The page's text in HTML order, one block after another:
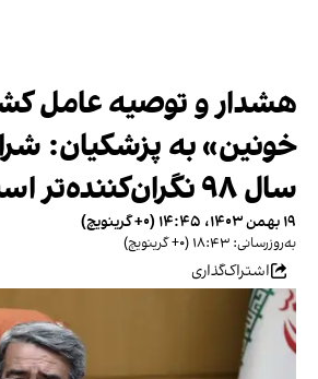
هشدار و توصیه عامل
خونین» به پزشکیان:
سال ۹۸ نگران‌کننده‌تر است
۱۹ بهمن ۱۴۰۳، ۱۴:۴۵ (‎+۰ گرینویچ)
به‌روزرسانی: ۱۸:۴۳ (‎+۰ گرینویچ)
اشتراک‌گذاری